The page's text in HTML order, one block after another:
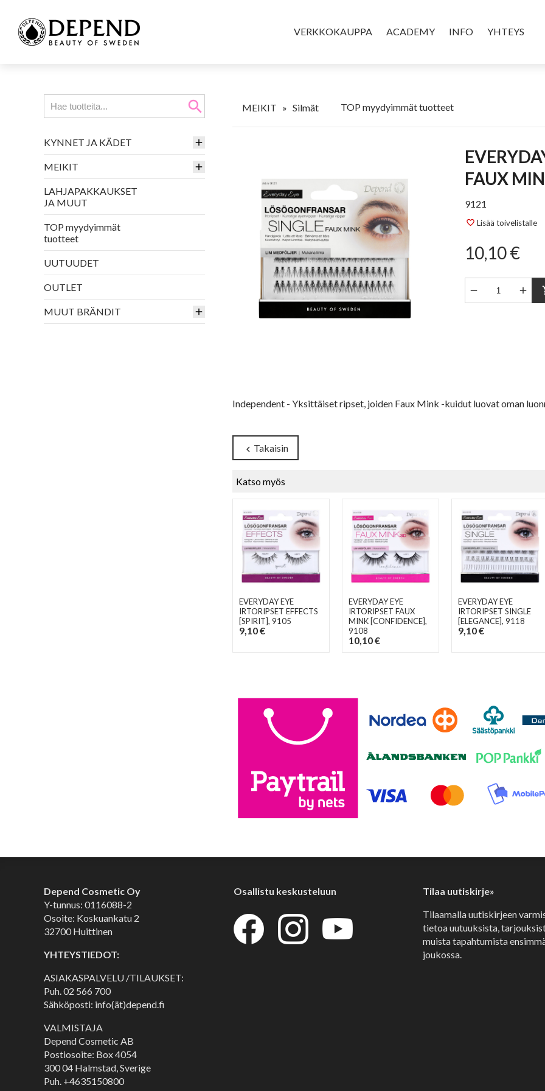
VERKKOKAUPPA ACADEMY INFO YHTEYS
search
KYNNET JA KÄDET
MEIKIT
LAHJAPAKKAUKSET
JA MUUT
TOP myydyimmät
tuotteet
UUTUUDET
OUTLET
MUUT BRÄNDIT
MEIKIT » Silmät TOP myydyimmät tuotteet
EVERYDAY EYE IRTORIPSET SINGLE
FAUX
9121
favorite_border Lisää toivelistalle
10,10 €
 
Independent - Yksittäiset ripset, joiden Faux Mink -kuidut luovat oman
chevron_left Takaisin
Katso myös
EVERYDAY EYE
IRTORIPSET EFFECTS
[SPIRIT], 9105
9,10 €
EVERYDAY EYE
IRTORIPSET FAUX
MINK [CONFIDENCE],
9108
10,10 €
EVERYDAY EYE
IRTORIPSET SINGLE
[ELEGANCE], 9118
9,10 €
Depend Cosmetic Oy
Y-tunnus: 0116088-2
Osoite: Koskuankatu 2
32700 Huittinen
YHTEYSTIEDOT:
ASIAKASPALVELU /TILAUKSET:
Puh.02 566 700
Sähköposti: info(ät)depend.fi
VALMISTAJA
Depend Cosmetic AB
Postiosoite: Box 4054
300 04 Halmstad, Sverige
Puh. +4635150800
Osallistu keskusteluun
Tilaa uutiskirje»
Tilaamalla uutiskirjeen
tietoa uutuuksista,
muista tapahtumista
joukossa.